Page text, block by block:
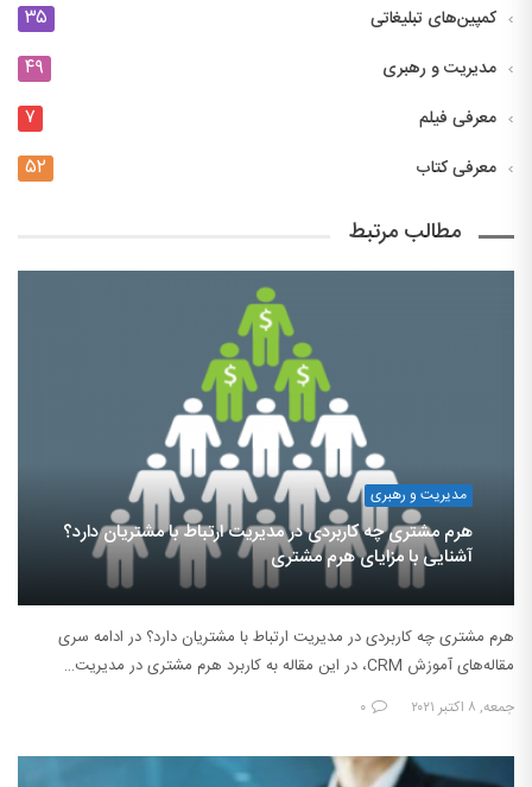
کمپین‌های تبلیغاتی ۳۵
مدیریت و رهبری ۴۹
معرفی فیلم ۷
معرفی کتاب ۵۲
مطالب مرتبط
مدیریت و رهبری
هرم مشتری چه کاربردی در مدیریت ارتباط با مشتریان دارد؟
آشنایی با مزایای هرم مشتری
هرم مشتری چه کاربردی در مدیریت ارتباط با مشتریان دارد؟ در ادامه سری
مقاله‌های آموزش CRM، در این مقاله به کاربرد هرم مشتری در مدیریت…
جمعه, ۸ اکتبر ۲۰۲۱ ۰